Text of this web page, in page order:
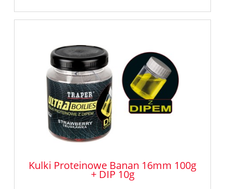
Kulki Proteinowe Banan 16mm 100g
+ DIP 10g